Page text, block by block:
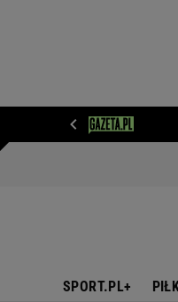
SPORT.PL+